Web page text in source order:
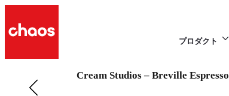
プロダクト
前の プロダクトデザイン 項目
Cream Studios – Breville Espresso